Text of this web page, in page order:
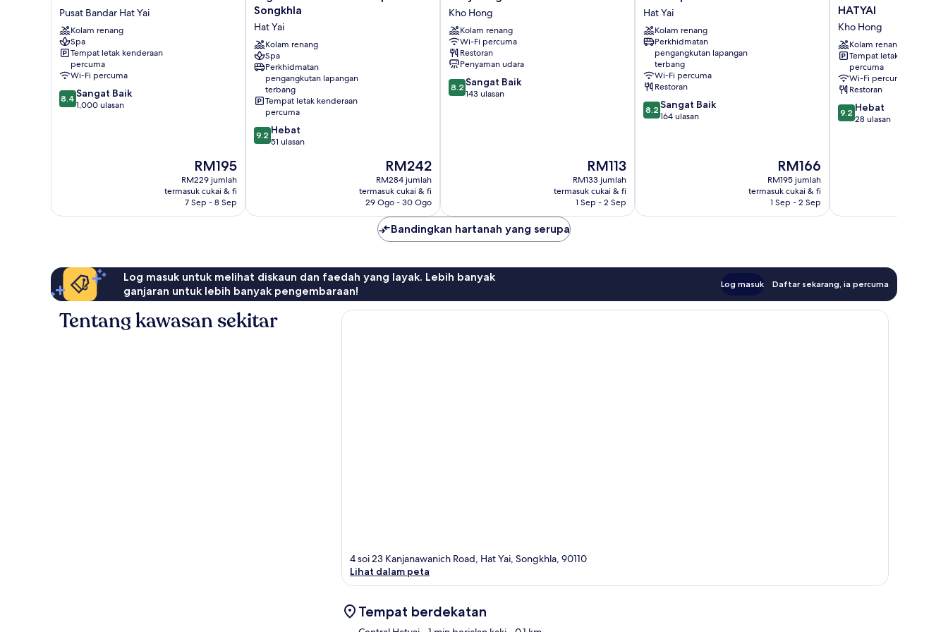
Hotel
Hat
Yai
Pusat
Bandar
Hat
Yai
Pusat Bandar Hat Yai
Kolam renang
Spa
Tempat letak kenderaan
percuma
Wi-Fi percuma
8.4
daripada
8.4 Sangat Baik
1,000 ulasan
Harga
ialah
RM195
RM195
RM229 jumlah
termasuk cukai & fi
7 Sep - 8 Sep
Grand
Hotel
&
Spa
Songkhla
Hat
Songkhla
Hat Yai
Kolam renang
Spa
Perkhidmatan
pengangkutan lapangan
terbang
Tempat letak kenderaan
percuma
9.2
daripada
9.2 Hebat
51 ulasan
Harga
ialah
RM242
RM242
RM284 jumlah
termasuk cukai & fi
29 Ogo - 30 Ogo
Signature
Hotel
Kho
Hong
Kho Hong
Kolam renang
Wi-Fi percuma
Restoran
Penyaman udara
8.2
daripada
8.2 Sangat Baik
143 ulasan
Harga
ialah
RM113
RM113
RM133 jumlah
termasuk cukai & fi
1 Sep - 2 Sep
Sriphu
Hotel
Hat
Yai
Hat Yai
Kolam renang
Perkhidmatan
pengangkutan lapangan
terbang
Wi-Fi percuma
Restoran
8.2
daripada
8.2 Sangat Baik
164 ulasan
Harga
ialah
RM166
RM166
RM195 jumlah
termasuk cukai & fi
1 Sep - 2 Sep
RESORT
HATYAI
Kho
Hong
HATYAI
Kho Hong
Kolam renang
Tempat letak kenderaan
percuma
Wi-Fi percuma
Restoran
9.2
daripada
9.2 Hebat
28 ulasan
Bandingkan hartanah yang serupa
Log masuk untuk melihat diskaun dan faedah yang layak. Lebih banyak
ganjaran untuk lebih banyak pengembaraan!
Log masuk Daftar sekarang, ia percuma
Tentang kawasan sekitar
4 soi 23 Kanjanawanich Road, Hat Yai, Songkhla, 90110
Lihat dalam peta
Tempat berdekatan